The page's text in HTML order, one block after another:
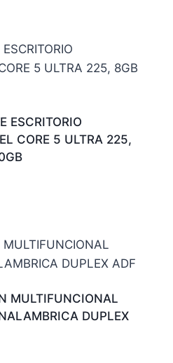
ESCRITORIO
CORE 5 ULTRA 225,
MULTIFUNCIONAL
DUPLEX